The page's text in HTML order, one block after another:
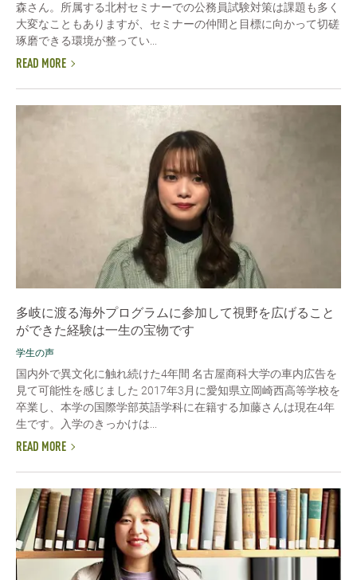
森さん。所属する北村セミナーでの公務員試験対策は課題も多く
大変なこともありますが、セミナーの仲間と目標に向かって切磋
琢磨できる環境が整ってい...
READ MORE
多岐に渡る海外プログラムに参加して視野を広げること
ができた経験は一生の宝物です
学生の声
国内外で異文化に触れ続けた4年間 名古屋商科大学の車内広告を
見て可能性を感じました 2017年3月に愛知県立岡崎西高等学校を
卒業し、本学の国際学部英語学科に在籍する加藤さんは現在4年
生です。入学のきっかけは...
READ MORE